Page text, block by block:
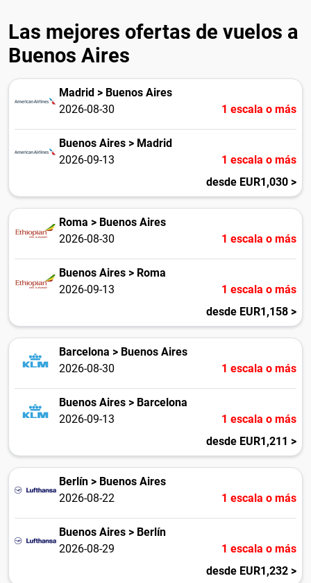
Las mejores ofertas de vuelos a
Buenos Aires
Madrid > Buenos Aires
2026-08-30
1 escala o más
Buenos Aires > Madrid
2026-09-13
1 escala o más
desde EUR1,030 >
Roma > Buenos Aires
2026-08-30
1 escala o más
Buenos Aires > Roma
2026-09-13
1 escala o más
desde EUR1,158 >
Barcelona > Buenos Aires
2026-08-30
1 escala o más
Buenos Aires > Barcelona
2026-09-13
1 escala o más
desde EUR1,211 >
Berlín > Buenos Aires
2026-08-22
1 escala o más
Buenos Aires > Berlín
2026-08-29
1 escala o más
desde EUR1,232 >